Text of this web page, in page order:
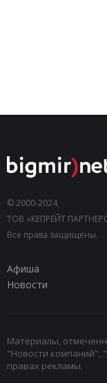
© 2000-2024,
ТОВ «КЕПРЕЙТ
Все права защищены.
Афиша
Новости
Материалы,
"Новости компаний",
правах рекламы.